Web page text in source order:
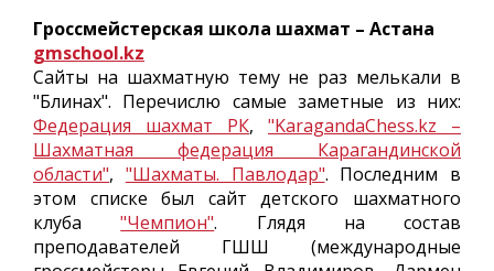
Гроссмейстерская школа шахмат – Астана
gmschool.kz
Сайты на шахматную тему не раз мелькали в
"Блинах". Перечислю самые заметные из них:
Федерация шахмат РК, "KaragandaChess.kz –
Шахматная федерация Карагандинской
области", "Шахматы. Павлодар". Последним в
этом списке был сайт детского шахматного
клуба"Чемпион". Глядя на состав
преподавателей ГШШ (международные